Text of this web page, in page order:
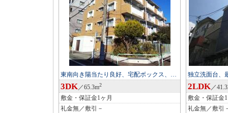
東南向き陽当たり良好、宅配ボックス、…
3DK／65.3m2
敷金・保証金1ヶ月
礼金無／敷引－
独立洗面台、
2LDK／
敷金・保証金
礼金無／敷引